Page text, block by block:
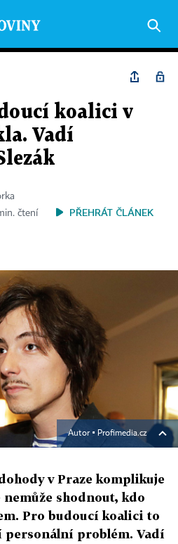
koalici v
Vadí
čtení
PŘEHRÁT ČLÁNEK
Autor ▪ Profimedia.cz
v Praze komplikuje
shodnout, kdo
Pro budoucí koalici to
personální problém. Vadí